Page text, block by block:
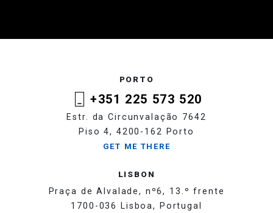
PORTO
+351 225 573 520
Estr. da Circunvalação 7642
Piso 4, 4200-162 Porto
GET ME THERE
LISBON
Praça de Alvalade, nº6, 13.º frente
1700-036 Lisboa, Portugal